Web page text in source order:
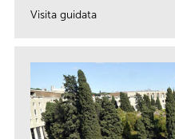
Visita guidata